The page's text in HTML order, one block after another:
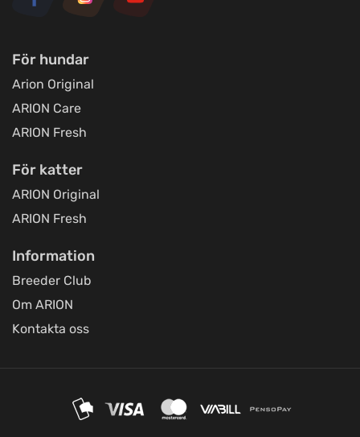
För hundar
Arion Original
ARION Care
ARION Fresh
För katter
ARION Original
ARION Fresh
Information
Breeder Club
Om ARION
Kontakta oss